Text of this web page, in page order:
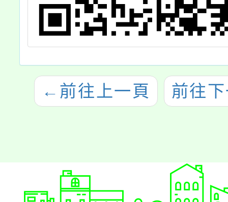
← 前往上一頁 前往